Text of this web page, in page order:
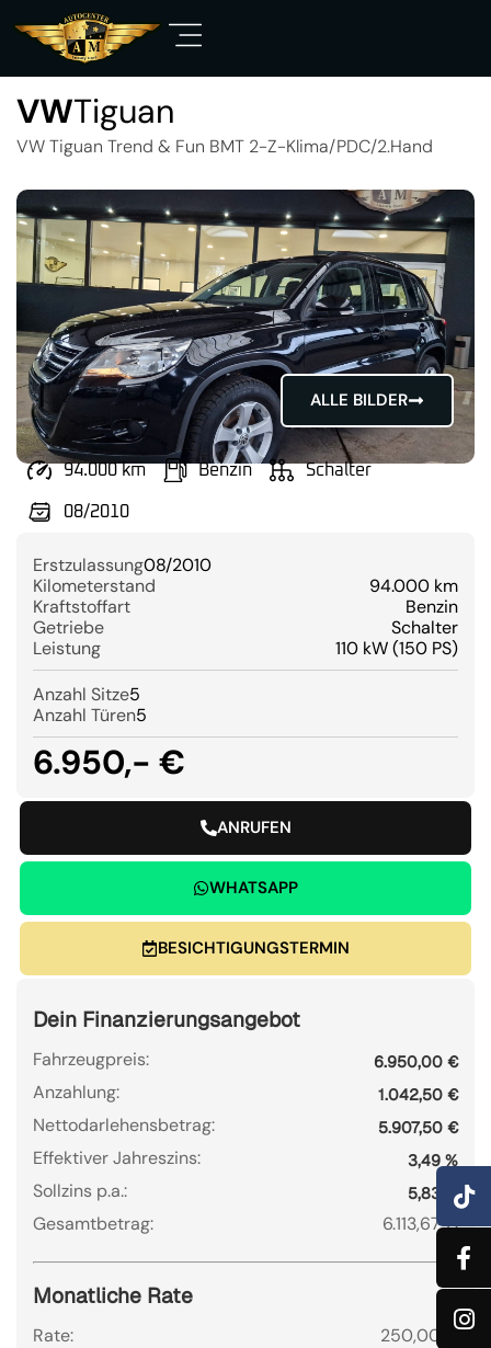
VWTiguan
VW Tiguan Trend & Fun BMT 2-Z-Klima/PDC/2.Hand
ALLE BILDER
94.000 km Benzin Schalter
08/2010
Erstzulassung08/2010
Kilometerstand
94.000 km
Kraftstoffart
Benzin
Getriebe
Schalter
Leistung
110 kW (150 PS)
Anzahl Sitze5
Anzahl Türen5
6.950,- €
ANRUFEN
WHATSAPP
BESICHTIGUNGSTERMIN
Dein Finanzierungsangebot
Fahrzeugpreis: 6.950,00 €
Anzahlung: 1.042,50 €
Nettodarlehensbetrag: 5.907,50 €
Effektiver Jahreszins: 3,49 %
Sollzins p.a.: 5,83 %
Gesamtbetrag: 6.113,67 €
Monatliche Rate
Rate:
250,00 €